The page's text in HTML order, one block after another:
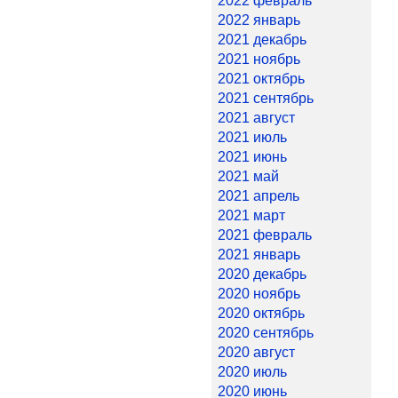
2022 январь
2021 декабрь
2021 ноябрь
2021 октябрь
2021 сентябрь
2021 август
2021 июль
2021 июнь
2021 май
2021 апрель
2021 март
2021 февраль
2021 январь
2020 декабрь
2020 ноябрь
2020 октябрь
2020 сентябрь
2020 август
2020 июль
2020 июнь